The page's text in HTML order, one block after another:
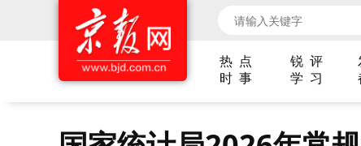
热 点 锐 评
时 事
学 习